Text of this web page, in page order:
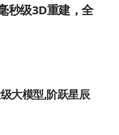
秒级3D重建，全
大模型 阶跃星辰